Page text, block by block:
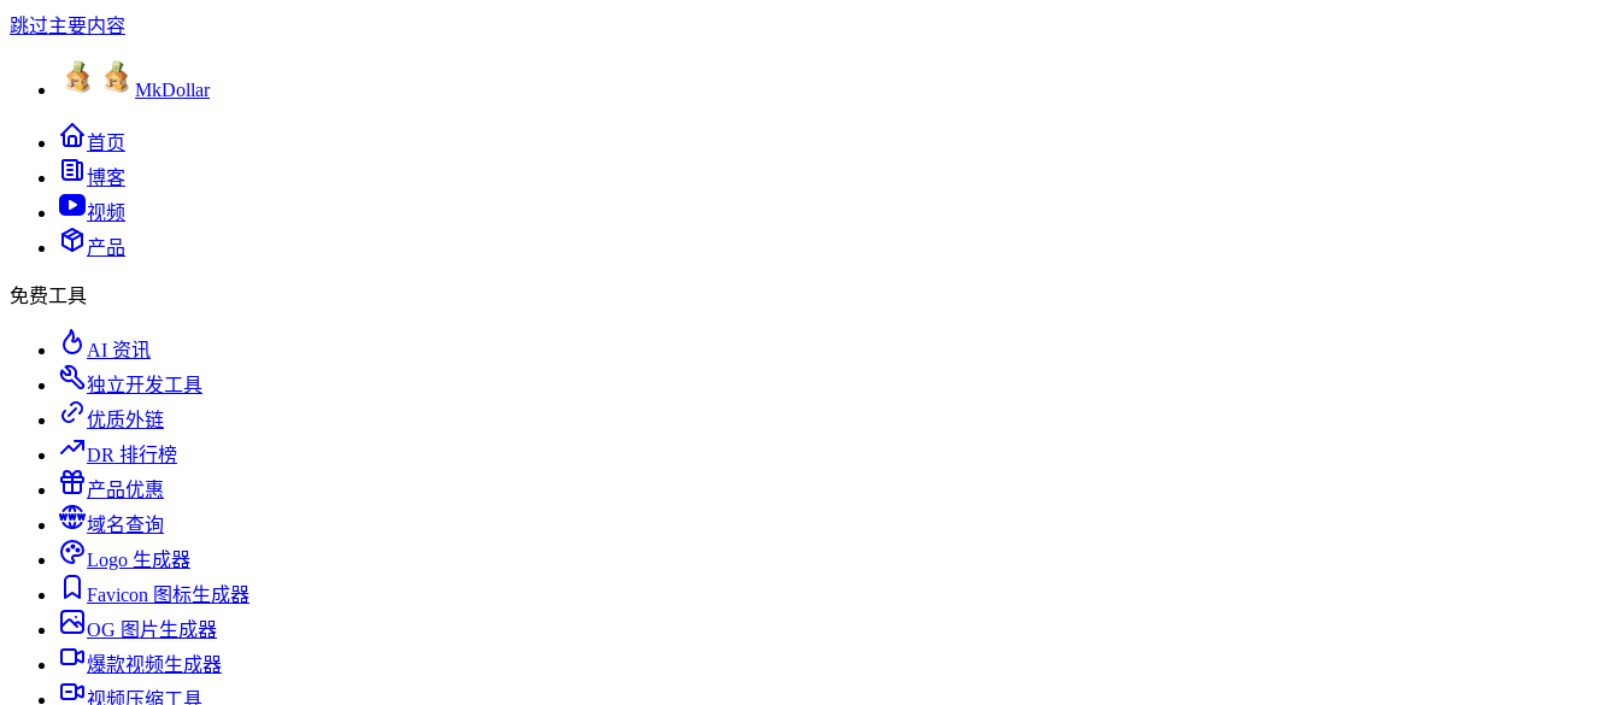
跳过主要内容
MkDollar
首页
博客
视频
产品
免费工具
AI 资讯
独立开发工具
优质外链
DR 排行榜
产品优惠
域名查询
Logo 生成器
Favicon 图标生成器
OG 图片生成器
爆款视频生成器
视频压缩工具